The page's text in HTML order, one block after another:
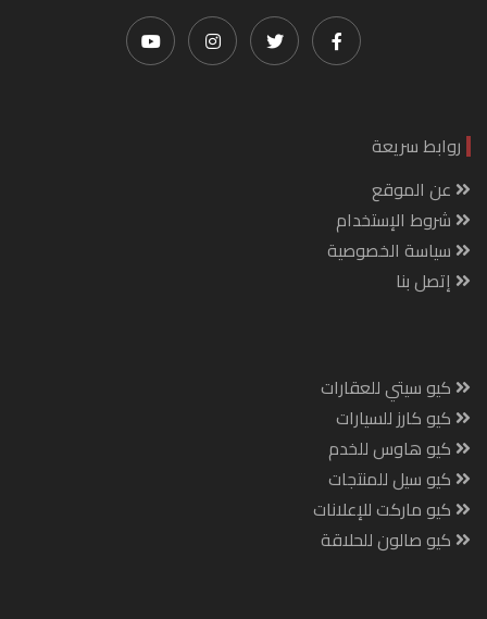
روابط سريعة
عن الموقع
شروط الإستخدام
سياسة الخصوصية
إتصل بنا
كيو سيتي للعقارات
كيو كارز للسيارات
كيو هاوس للخدم
كيو سيل للمنتجات
كيو ماركت للإعلانات
كيو صالون للحلاقة